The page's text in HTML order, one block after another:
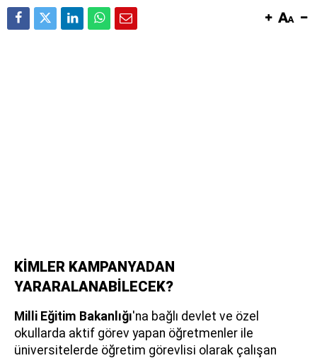
KİMLER KAMPANYADAN
YARARALANABİLECEK?
Milli Eğitim Bakanlığı'na bağlı devlet ve özel
okullarda aktif görev yapan öğretmenler ile
üniversitelerde öğretim görevlisi olarak çalışan